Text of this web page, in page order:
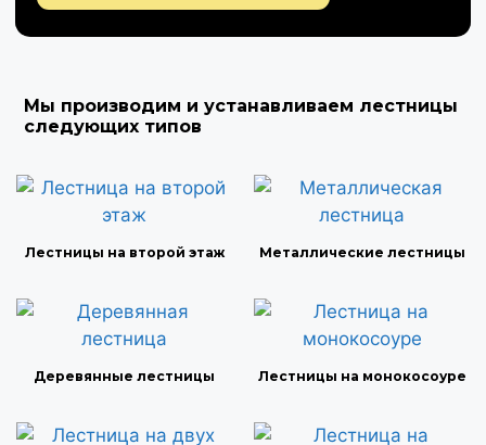
Мы производим и устанавливаем лестницы
следующих типов
Лестницы на второй этаж Металлические лестницы
Деревянные лестницы Лестницы на монокосоуре